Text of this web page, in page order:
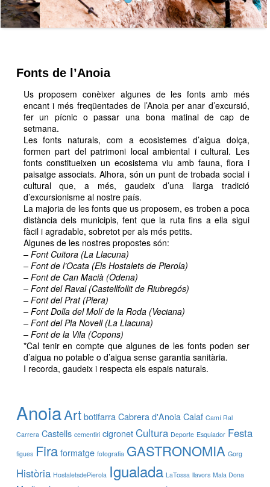
Fonts de l’Anoia
Us proposem conèixer algunes de les fonts amb més
encant i més freqüentades de l’Anoia per anar d’excursió,
fer un pícnic o passar una bona matinal de cap de
setmana.
Les fonts naturals, com a ecosistemes d’aigua dolça,
formen part del patrimoni local ambiental i cultural. Les
fonts constitueixen un ecosistema viu amb fauna, flora i
paisatge associats. Alhora, són un punt de trobada social i
cultural que, a més, gaudeix d’una llarga tradició
d’excursionisme al nostre país.
La majoria de les fonts que us proposem, es troben a poca
distància dels municipis, fent que la ruta fins a ella sigui
fàcil i agradable, sobretot per als més petits.
Algunes de les nostres propostes són:
– Font Cuitora (La Llacuna)
– Font de l’Ocata (Els Hostalets de Pierola)
– Font de Can Macià (Òdena)
– Font del Raval (Castellfollit de Riubregós)
– Font del Prat (Piera)
– Font Dolla del Molí de la Roda (Veciana)
– Font del Pla Novell (La Llacuna)
– Font de la Vila (Copons)
*Cal tenir en compte que algunes de les fonts poden ser
d’aigua no potable o d’aigua sense garantia sanitària.
I recorda, gaudeix i respecta els espais naturals.
AnoiaArt botifarra Cabrera d'Anoia Calaf Camí Ral
Carrera Castells cementiri cigronet Cultura Deporte Esquiador Festa
figues Fira formatge fotografia GASTRONOMIA Gorg
Història HostaletsdePierola Igualada LaTossa llavors Mala Dona